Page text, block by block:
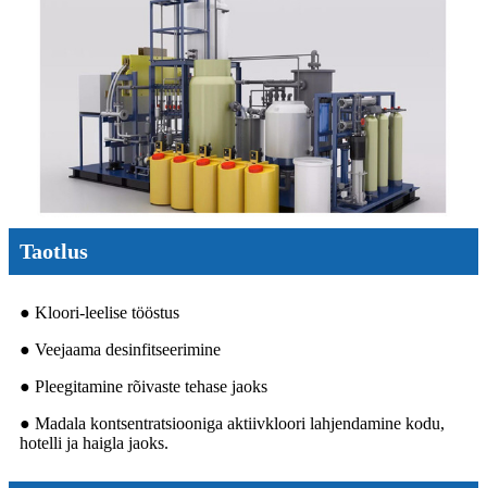
Taotlus
● Kloori-leelise tööstus
● Veejaama desinfitseerimine
● Pleegitamine rõivaste tehase jaoks
● Madala kontsentratsiooniga aktiivkloori lahjendamine kodu,
hotelli ja haigla jaoks.